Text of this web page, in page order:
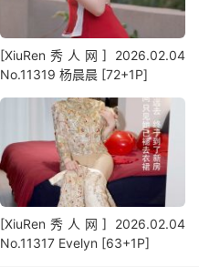
[XiuRen秀人网] 2026.02.04
No.11319 杨晨晨 [72+1P]
[XiuRen秀人网] 2026.02.04
No.11317 Evelyn [63+1P]